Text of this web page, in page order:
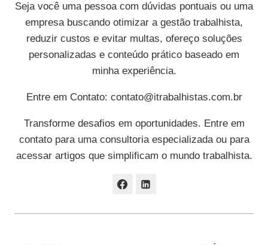
Seja você uma pessoa com dúvidas pontuais ou uma
empresa buscando otimizar a gestão trabalhista,
reduzir custos e evitar multas, ofereço soluções
personalizadas e conteúdo prático baseado em
minha experiência.
Entre em Contato: contato@itrabalhistas.com.br
Transforme desafios em oportunidades. Entre em
contato para uma consultoria especializada ou para
acessar artigos que simplificam o mundo trabalhista.